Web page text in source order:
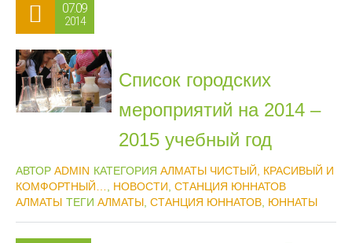
07.09
2014
Список городских
мероприятий на 2014 –
2015 учебный год
АВТОР ADMIN КАТЕГОРИЯ АЛМАТЫ ЧИСТЫЙ, КРАСИВЫЙ И
КОМФОРТНЫЙ…
НОВОСТИ СТАНЦИЯ ЮННАТОВ
АЛМАТЫ ТЕГИ АЛМАТЫ СТАНЦИЯ ЮННАТОВ ЮННАТЫ